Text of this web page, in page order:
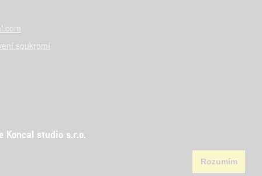
Rozumím
soukromí
studio s.r.o.